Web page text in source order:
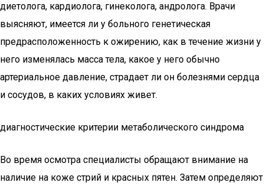
диетолога, кардиолога, гинеколога, андролога. Врачи
выясняют, имеется ли у больного генетическая
предрасположенность к ожирению, как в течение жизни у
него изменялась масса тела, какое у него обычно
артериальное давление, страдает ли он болезнями сердца
и сосудов, в каких условиях живет.
диагностические критерии метаболического синдрома
Во время осмотра специалисты обращают внимание на
наличие на коже стрий и красных пятен. Затем определяют